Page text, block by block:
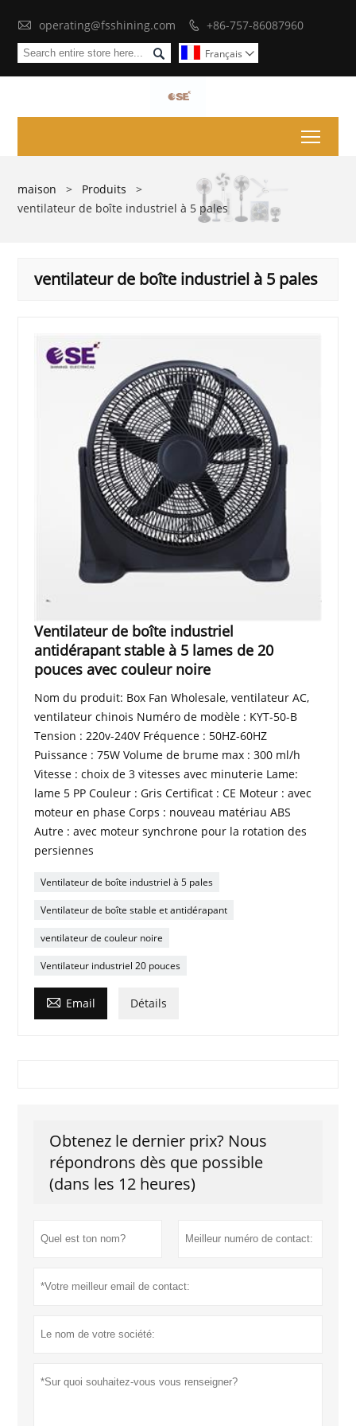
 operating@fsshining.com  +86-757-86087960
 Français 
maison > Produits
>
ventilateur de boîte industriel à 5 ​​pales
ventilateur de boîte industriel à 5 ​​pales
Ventilateur de boîte industriel
antidérapant stable à 5 lames de 20
pouces avec couleur noire
Nom du produit: Box Fan Wholesale, ventilateur AC,
ventilateur chinois Numéro de modèle : KYT-50-B
Tension : 220v-240V Fréquence : 50HZ-60HZ
Puissance : 75W Volume de brume max : 300 ml/h
Vitesse : choix de 3 vitesses avec minuterie Lame:
lame 5 PP Couleur : Gris Certificat : CE Moteur : avec
moteur en phase Corps : nouveau matériau ABS
Autre : avec moteur synchrone pour la rotation des
persiennes
Ventilateur de boîte industriel à 5 ​​pales
Ventilateur de boîte stable et antidérapant
ventilateur de couleur noire
Ventilateur industriel 20 pouces
 Email Détails
Obtenez le dernier prix? Nous
répondrons dès que possible
(dans les 12 heures)